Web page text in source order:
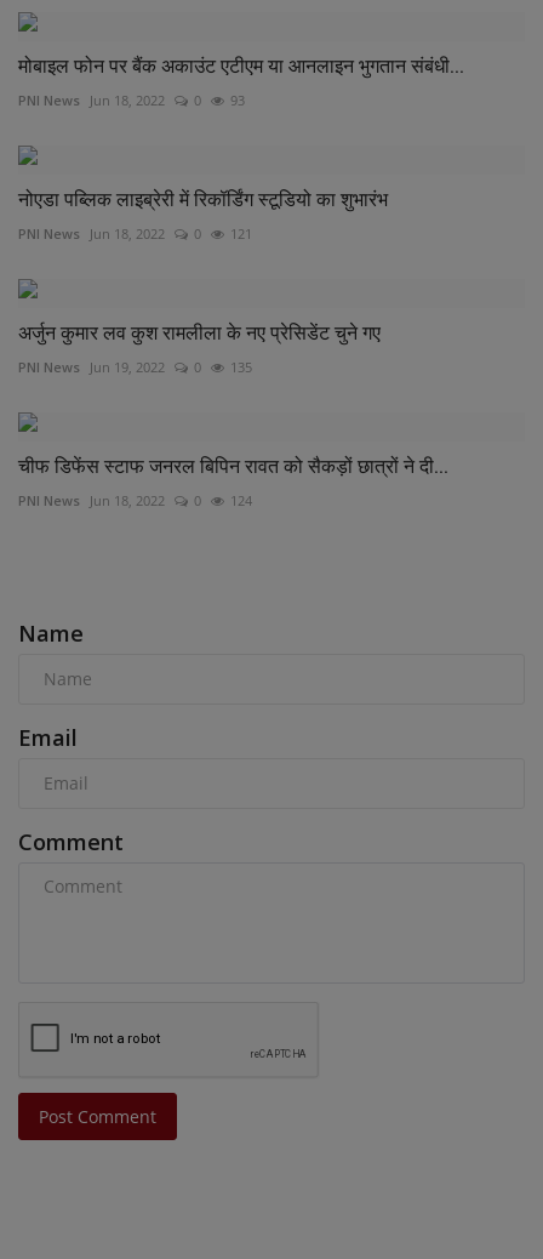
मोबाइल फोन पर बैंक अकाउंट एटीएम या आनलाइन भुगतान संबंधी...
PNI News Jun 18, 2022 0 93
नोएडा पब्लिक लाइब्रेरी में रिकॉर्डिंग स्टूडियो का शुभारंभ
PNI News Jun 18, 2022 0 121
अर्जुन कुमार लव कुश रामलीला के नए प्रेसिडेंट चुने गए
PNI News Jun 19, 2022 0 135
चीफ डिफेंस स्टाफ जनरल बिपिन रावत को सैकड़ों छात्रों ने दी...
PNI News Jun 18, 2022 0 124
Name
Email
Comment
Post Comment